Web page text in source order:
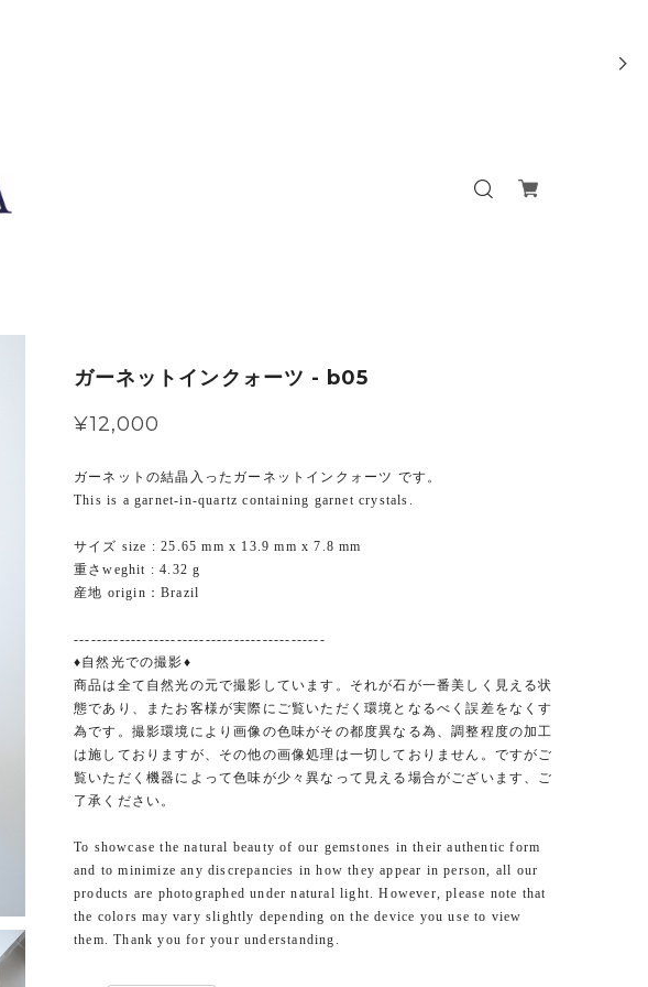
ガーネットインクォーツ - b05
¥12,000
ガーネットの結晶入ったガーネットインクォーツ です。
This is a garnet-in-quartz containing garnet crystals.
サイズ size : 25.65 mm x 13.9 mm x 7.8 mm
重さweghit : 4.32 g
産地 origin：Brazil
--------------------------------------------
♦︎自然光での撮影♦︎
商品は全て自然光の元で撮影しています。それが石が一番美しく見える状
態であり、またお客様が実際にご覧いただく環境となるべく誤差をなくす
為です。撮影環境により画像の色味がその都度異なる為、調整程度の加工
は施しておりますが、その他の画像処理は一切しておりません。ですがご
覧いただく機器によって色味が少々異なって見える場合がございます、ご
了承ください。
To showcase the natural beauty of our gemstones in their authentic form
and to minimize any discrepancies in how they appear in person, all our
products are photographed under natural light. However, please note that
the colors may vary slightly depending on the device you use to view
them. Thank you for your understanding.